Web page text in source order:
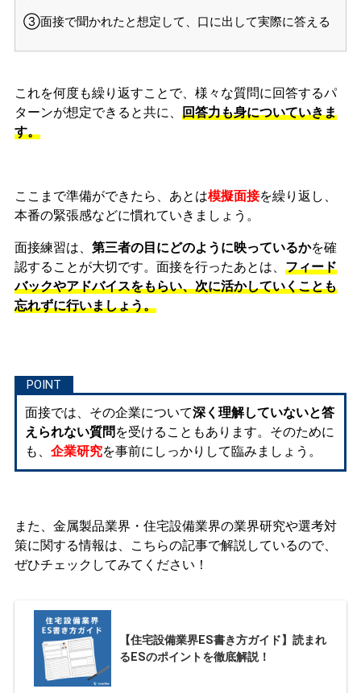
③面接で聞かれたと想定して、口に出して実際に答える
これを何度も繰り返すことで、様々な質問に回答するパ
ターンが想定できると共に、 回答力も身についていきま
す。
ここまで準備ができたら、あとは模擬面接を繰り返し、
本番の緊張感などに慣れていきましょう。
面接練習は、 第三者の目にどのように映っているかを確
認することが大切です。面接を行ったあとは、 フィード
バックやアドバイスをもらい、次に活かしていくことも
忘れずに行いましょう。
面接では、その企業について深く理解していないと答
えられない質問 を受けることもあります。そのために
も、 企業研究を事前にしっかりして臨みましょう。
また、金属製品業界・住宅設備業界の業界研究や選考対
策に関する情報は、こちらの記事で解説しているので、
ぜひチェックしてみてください！
【住宅設備業界ES書き方ガイド】読まれ
るESのポイントを徹底解説！